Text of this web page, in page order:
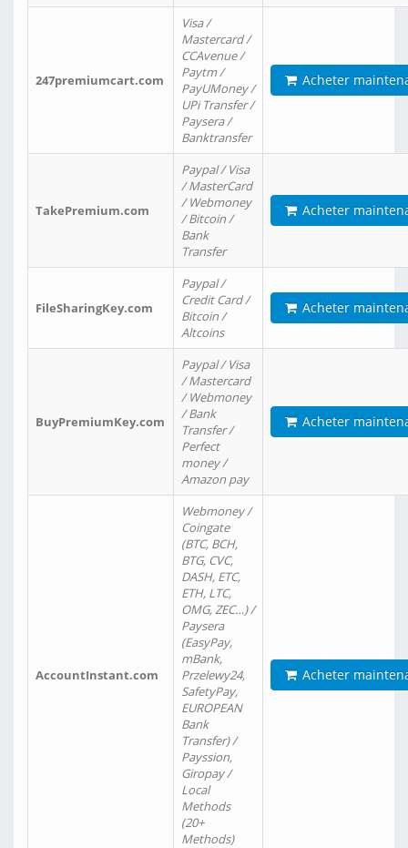
247premiumcart.com
Visa /
Mastercard /
CCAvenue /
Paytm /
PayUMoney /
UPi Transfer /
Paysera /
Banktransfer
Acheter
TakePremium.com
Paypal / Visa
/ MasterCard
/ Webmoney
/ Bitcoin /
Bank
Transfer
Acheter
FileSharingKey.com
Paypal /
Credit Card /
Bitcoin /
Altcoins
Acheter
BuyPremiumKey.com
Paypal / Visa
/ Mastercard
/ Webmoney
/ Bank
Transfer /
Perfect
money /
Amazon pay
Acheter
AccountInstant.com
Webmoney /
Coingate
(BTC, BCH,
BTG, CVC,
DASH, ETC,
ETH, LTC,
OMG, ZEC…) /
Paysera
(EasyPay,
mBank,
Przelewy24,
SafetyPay,
EUROPEAN
Bank
Transfer) /
Payssion,
Giropay /
Local
Methods
(20+
Methods)
Acheter